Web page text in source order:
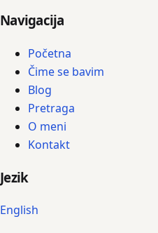
Navigacija
Početna
Čime se bavim
Blog
Pretraga
O meni
Kontakt
Jezik
English